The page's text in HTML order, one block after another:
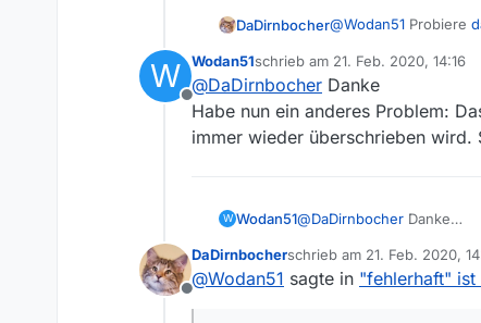
DaDirnbocher@Wodan51 Probiere
Ansonsten hast Du
fehlermeldung vom
W
Offline
Wodan51schrieb am 21. Feb. 2020, 14:16
zuletzt editiert von
@DaDirnbocher Danke
Habe nun ein anderes Problem:
immer wieder überschrieben
W Wodan51@DaDirnbocher Danke
wieder überschrieben
Offline
DaDirnbocherschrieb am 21. Feb. 2020,
zuletzt editiert von
@Wodan51 sagte in "fehlerhaft"